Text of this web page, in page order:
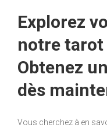
Explorez
notre tarot
Obtenez
dès
Vous cherchez à en